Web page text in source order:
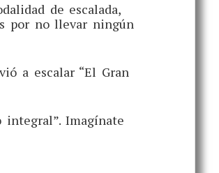
de escalada,
por no llevar ningún
a escalar “El Gran
integral”. Imagínate